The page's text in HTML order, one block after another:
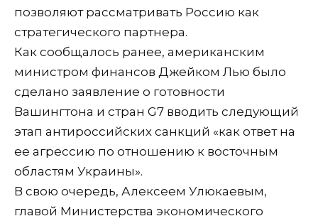
позволяют рассматривать Россию как
стратегического партнера.
Как сообщалось ранее, американским
министром финансов Джейком Лью было
сделано заявление о готовности
Вашингтона и стран G7 вводить следующий
этап антироссийских санкций «как ответ на
ее агрессию по отношению к восточным
областям Украины».
В свою очередь, Алексеем Улюкаевым,
главой Министерства экономического